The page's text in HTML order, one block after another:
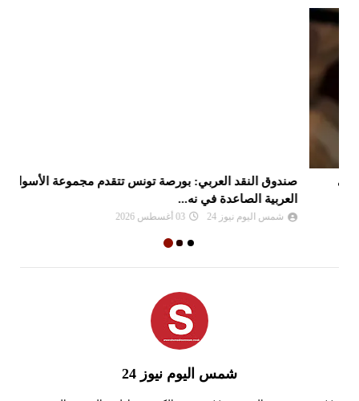
صندوق النقد العربي: بورصة تونس تتقدم مجموعة الأسواق
العربية الصاعدة في نه...
شمس اليوم نيوز 24 03 أغسطس 2026
شمس اليوم نيوز 24